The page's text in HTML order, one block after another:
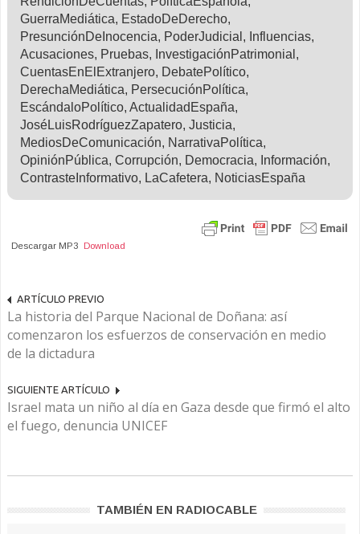
GuerraMediática, EstadoDeDerecho,
PresunciónDeInocencia, PoderJudicial, Influencias,
Acusaciones, Pruebas, InvestigaciónPatrimonial,
CuentasEnElExtranjero, DebatePolítico,
DerechaMediática, PersecuciónPolítica,
EscándaloPolítico, ActualidadEspaña,
JoséLuisRodríguezZapatero, Justicia,
MediosDeComunicación, NarrativaPolítica,
OpiniónPública, Corrupción, Democracia, Información,
ContrasteInformativo, LaCafetera, NoticiasEspaña
Descargar MP3 Download
ARTÍCULO PREVIO
La historia del Parque Nacional de Doñana: así
comenzaron los esfuerzos de conservación en medio
de la dictadura
SIGUIENTE ARTÍCULO
Israel mata un niño al día en Gaza desde que firmó el alto
el fuego, denuncia UNICEF
TAMBIÉN EN RADIOCABLE